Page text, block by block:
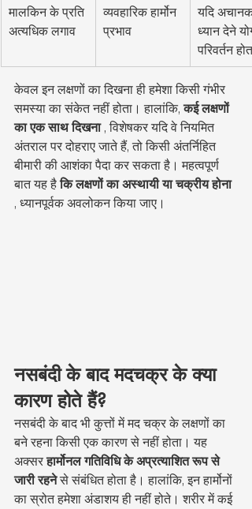
मालकिन के प्रति
अत्यधिक लगाव
व्यवहारिक हार्मोन
प्रभाव
यदि
ध्यान देने
परिवर्तन
केवल इन लक्षणों का दिखना ही हमेशा किसी गंभीर
समस्या का संकेत नहीं होता। हालांकि, कई लक्षणों
का एक साथ दिखना , विशेषकर यदि वे नियमित
अंतराल पर दोहराए जाते हैं, तो किसी अंतर्निहित
बीमारी की आशंका पैदा कर सकता है। महत्वपूर्ण
बात यह है कि लक्षणों का अस्थायी या चक्रीय होना
, ध्यानपूर्वक अवलोकन किया जाए।
नसबंदी के बाद मदचक्र के क्या
कारण होते हैं?
नसबंदी के बाद भी कुत्तों में मद चक्र के लक्षणों का
बने रहना किसी एक कारण से नहीं होता। यह
अक्सर हार्मोनल गतिविधि के अप्रत्याशित रूप से
जारी रहने से संबंधित होता है। हालांकि, इन हार्मोनों
का स्रोत हमेशा अंडाशय ही नहीं होते। शरीर में कई